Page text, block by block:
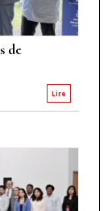
de
Lire